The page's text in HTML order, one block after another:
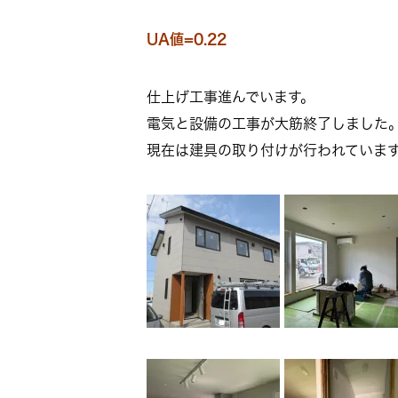
UA値=0.22
仕上げ工事進んでいます。
電気と設備の工事が大筋終了しました
現在は建具の取り付けが行われていま